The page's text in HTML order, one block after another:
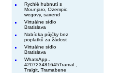
Rychlé hubnutí s
Mounjaro, Ozempic,
wegovy, saxend
Virtuálne sídlo
Bratislava
Nabídka půjčky bez
poplatků za žádost
Virtuálne sídlo
Bratislava
WhatsApp..
420723481645Tramal ,
Tralgit, Tramabene